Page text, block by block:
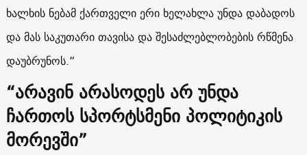
ხალხის ნებამ ქართველი ერი ხელახლა უნდა დაბადოს
და მას საკუთარი თავისა და შესაძლებლობების რწმენა
დაუბრუნოს.”
“არავინ არასოდეს არ უნდა
ჩართოს სპორტსმენი პოლიტიკის
მორევში”